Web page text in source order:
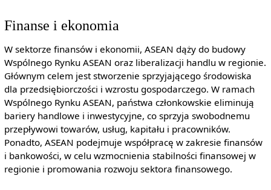
Finanse i ekonomia
W sektorze finansów i ekonomii, ASEAN dąży do budowy
Wspólnego Rynku ASEAN oraz liberalizacji handlu w regionie.
Głównym celem jest stworzenie sprzyjającego środowiska
dla przedsiębiorczości i wzrostu gospodarczego. W ramach
Wspólnego Rynku ASEAN, państwa członkowskie eliminują
bariery handlowe i inwestycyjne, co sprzyja swobodnemu
przepływowi towarów, usług, kapitału i pracowników.
Ponadto, ASEAN podejmuje współpracę w zakresie finansów
i bankowości, w celu wzmocnienia stabilności finansowej w
regionie i promowania rozwoju sektora finansowego.